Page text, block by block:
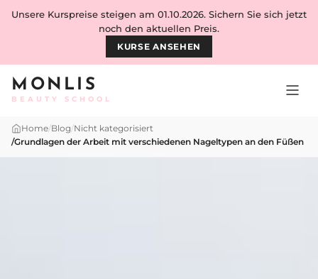
Skip to content
MONLIS
BEAUTY SCHOOL
Unsere Kurspreise steigen am 01.10.2026. Sichern Sie sich jetzt
noch den aktuellen Preis.
KURSE ANSEHEN
Home/Blog/Nicht kategorisiert
/Grundlagen der Arbeit mit verschiedenen Nageltypen an den Füßen